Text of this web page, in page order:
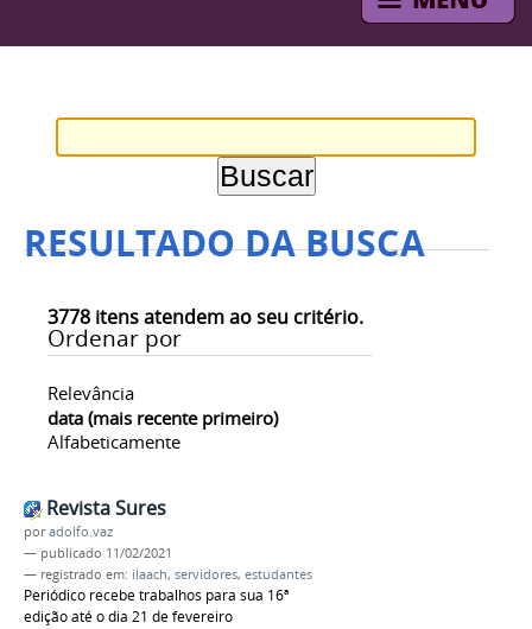
RESULTADO DA BUSCA
3778 itens atendem ao seu critério.
Ordenar por
Relevância
data (mais recente primeiro)
Alfabeticamente
Revista Sures
poradolfo.vaz
— publicado 11/02/2021
— registrado em: ilaach, servidores, estudantes
Periódico recebe trabalhos para sua 16ª
edição até o dia 21 de fevereiro